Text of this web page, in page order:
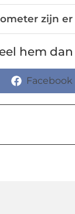
zijn
hem
Facebook